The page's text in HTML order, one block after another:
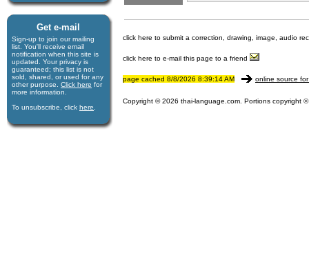
Get e-mail
Sign-up to join our mail­ing
list. You'll receive e­mail
notification when this site is
updated. Your privacy is
guaran­teed; this list is not
sold, shared, or used for any
other purpose. Click here for
more infor­mation.
To unsubscribe, click here
click here to submit a correction, drawing, image, audio
click here to e-mail this page to a friend
page cached 8/8/2026 8:39:14 AM online source
Copyright © 2026 thai-language.com. Portions copyright